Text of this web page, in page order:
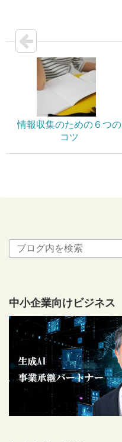
情報収集のための６つの
コツ
中小企業向けビジネス